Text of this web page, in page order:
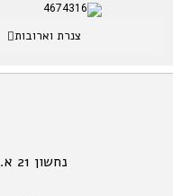
צנרת וארובות
נחשון 21 א.ת. סגולה, פתח-תקווה